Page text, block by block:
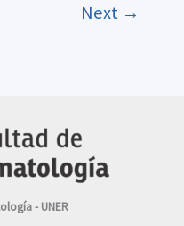
Next →
- UNER